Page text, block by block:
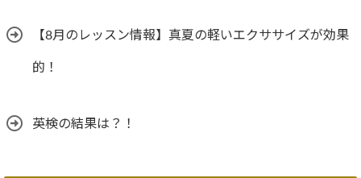
【8月のレッスン情報】真夏の軽いエクササイズが効果
的！
英検の結果は？！